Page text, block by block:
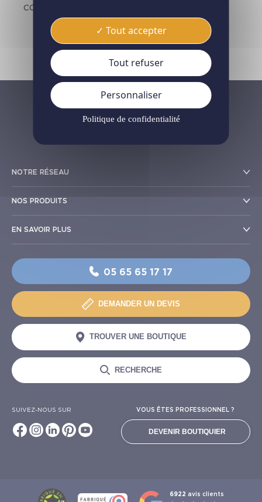
coulissants.
NOTRE RÉSEAU
NOS PRODUITS
EN SAVOIR PLUS
05 65 65 17 17
DEMANDER UN DEVIS
TROUVER UNE BOUTIQUE
RECHERCHE
SUIVEZ-NOUS SUR VOUS ÊTES PROFESSIONNEL ?
DEVENIR BOUTIQUIER
6922 avis clients
Tout accepter
Tout refuser
Personnaliser
Politique de confidentialité